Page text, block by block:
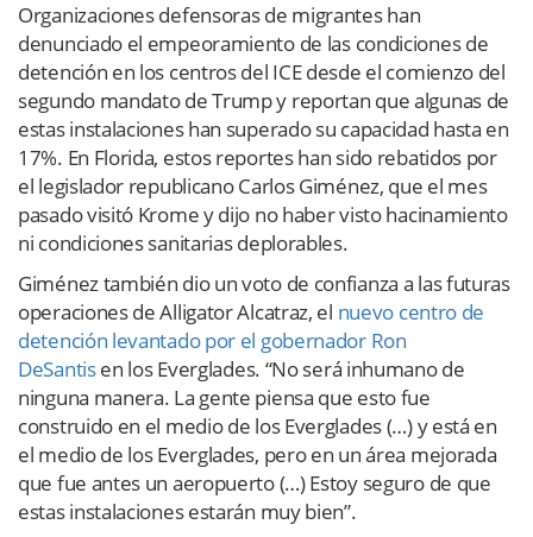
Organizaciones defensoras de migrantes han
denunciado el empeoramiento de las condiciones de
detención en los centros del ICE desde el comienzo del
segundo mandato de Trump y reportan que algunas de
estas instalaciones han superado su capacidad hasta en
17%. En Florida, estos reportes han sido rebatidos por
el legislador republicano Carlos Giménez, que el mes
pasado visitó Krome y dijo no haber visto hacinamiento
ni condiciones sanitarias deplorables.
Giménez también dio un voto de confianza a las futuras
operaciones de Alligator Alcatraz, el nuevo centro de
detención levantado por el gobernador Ron
DeSantisen los Everglades. “No será inhumano de
ninguna manera. La gente piensa que esto fue
construido en el medio de los Everglades (…) y está en
el medio de los Everglades, pero en un área mejorada
que fue antes un aeropuerto (…) Estoy seguro de que
estas instalaciones estarán muy bien”.